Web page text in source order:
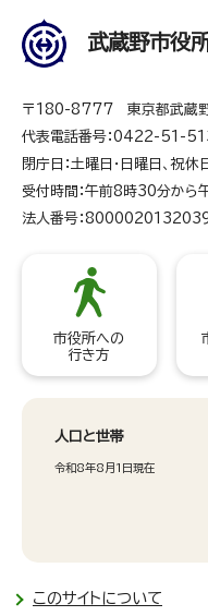
武蔵野市役
〒180-8777 東京都武蔵
代表電話番号：0422-51-
閉庁日：土曜日・日曜日、祝
受付時間：午前8時30分から
法人番号：8000020132039
市役所への
行き方
人口と世帯
令和8年8月1日現在
このサイトについて